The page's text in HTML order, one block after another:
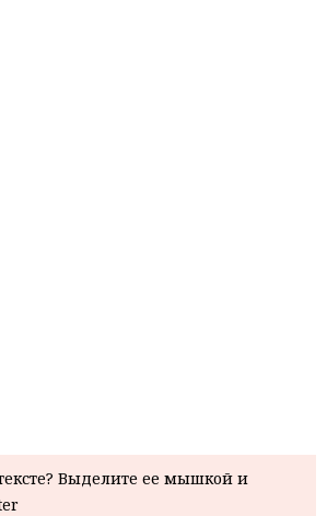
Выделите ее мышкой и